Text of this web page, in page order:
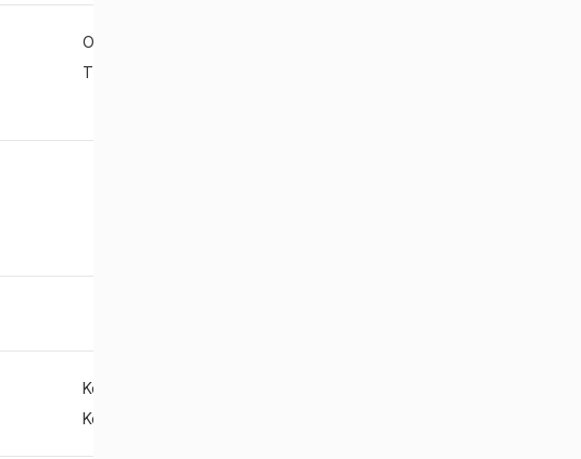
On 07/01-2026 fm J
Ti 18/08-2026 fm J
Kontakta examinator
Kontakta examinator